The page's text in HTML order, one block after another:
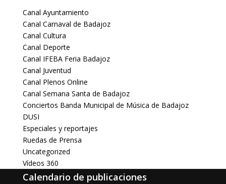
Canal Ayuntamiento
Canal Carnaval de Badajoz
Canal Cultura
Canal Deporte
Canal IFEBA Feria Badajoz
Canal Juventud
Canal Plenos Online
Canal Semana Santa de Badajoz
Conciertos Banda Municipal de Música de Badajoz
DUSI
Especiales y reportajes
Ruedas de Prensa
Uncategorized
Vídeos 360
Calendario de publicaciones